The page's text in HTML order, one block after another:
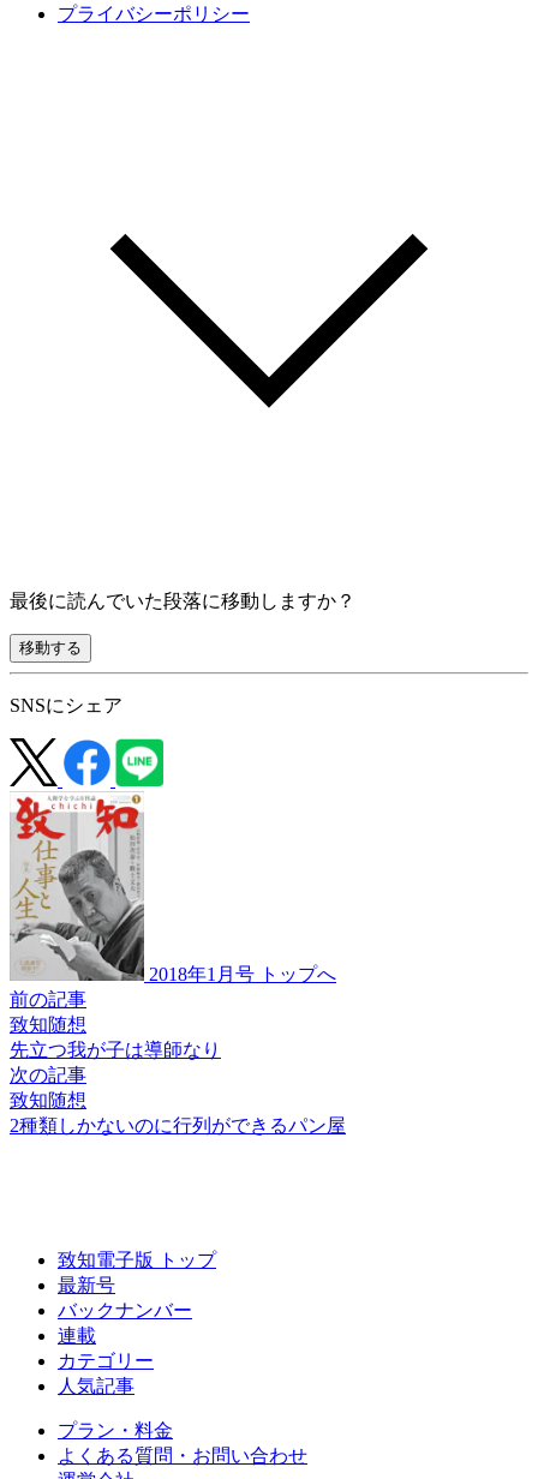
プライバシーポリシー
最後に読んでいた段落に移動しますか？
移動する
SNSにシェア
2018年1月号 トップへ
前の記事
致知随想
先立つ我が子は導師なり
次の記事
致知随想
2種類しかないのに行列ができるパン屋
致知電子版 トップ
最新号
バックナンバー
連載
カテゴリー
人気記事
プラン・料金
よくある質問・お問い合わせ